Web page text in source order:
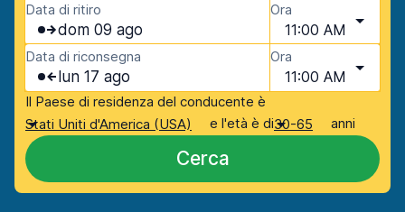
Data di ritiro
dom 09 ago
Ora
11:00 AM
Data di riconsegna
lun 17 ago
Ora
11:00 AM
Il Paese di residenza del conducente è
Stati Uniti d'America (USA)
e l'età è di30-65 anni
Cerca